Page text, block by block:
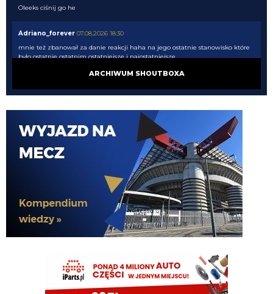
Oleeks ciśnij go he
Adriano_forever 07.08.2026 18:30
mnie też zbanował za danie reakcji haha na jego ostatnie stanowisko które
było ostatnie ostatnim ostatniejsze i najostatniejsze
don korleone polskiej kibolki
Adriano_forever
07.08.2026 18:29
typ jest odklejony
Oleeks
07.08.2026 18:28
Wiem, że on tutaj coś pisał, pewnie ma w zwyczaju też czytać i pompować
sobie ego na każdą wspominkę o nim xD Żałosny typek
Oleeks 07.08.2026 18:27
Ooo Bartman zjebus mnie zbanował za to, że nazwałem czczonego przez
niego w poście wspominkowym faszola z Lazio - Fabrizio Piscittelego
07.08.2026 17:11
https://www.elevensports.pl/pakiety jakby ktoś myślał o zakupie to znowu
ARCHIWUM SHOUTBOXA